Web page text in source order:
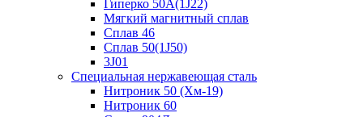
Гиперко 50А(1J22)
Мягкий магнитный сплав
Сплав 46
Сплав 50(1J50)
3J01
Специальная нержавеющая сталь
Нитроник 50 (Хм-19)
Нитроник 60